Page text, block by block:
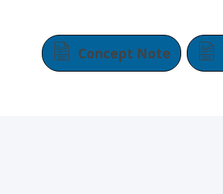
Concept Note